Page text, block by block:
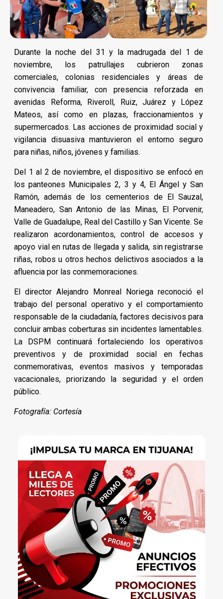
Durante la noche del 31 y la madrugada del 1 de
noviembre, los patrullajes cubrieron zonas
comerciales, colonias residenciales y áreas de
convivencia familiar, con presencia reforzada en
avenidas Reforma, Riveroll, Ruiz, Juárez y López
Mateos, así como en plazas, fraccionamientos y
supermercados. Las acciones de proximidad social y
vigilancia disuasiva mantuvieron el entorno seguro
para niñas, niños, jóvenes y familias.
Del 1 al 2 de noviembre, el dispositivo se enfocó en
los panteones Municipales 2, 3 y 4, El Ángel y San
Ramón, además de los cementerios de El Sauzal,
Maneadero, San Antonio de las Minas, El Porvenir,
Valle de Guadalupe, Real del Castillo y San Vicente. Se
realizaron acordonamientos, control de accesos y
apoyo vial en rutas de llegada y salida, sin registrarse
riñas, robos u otros hechos delictivos asociados a la
afluencia por las conmemoraciones.
El director Alejandro Monreal Noriega reconoció el
trabajo del personal operativo y el comportamiento
responsable de la ciudadanía, factores decisivos para
concluir ambas coberturas sin incidentes lamentables.
La DSPM continuará fortaleciendo los operativos
preventivos y de proximidad social en fechas
conmemorativas, eventos masivos y temporadas
vacacionales, priorizando la seguridad y el orden
público.
Fotografía: Cortesía